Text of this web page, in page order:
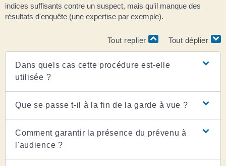
indices suffisants contre un suspect, mais qu'il manque des
résultats d'enquête (une expertise par exemple).
Tout replier Tout déplier
Dans quels cas cette procédure est-elle
utilisée ?
Que se passe t-il à la fin de la garde à vue ?
Comment garantir la présence du prévenu à
l'audience ?